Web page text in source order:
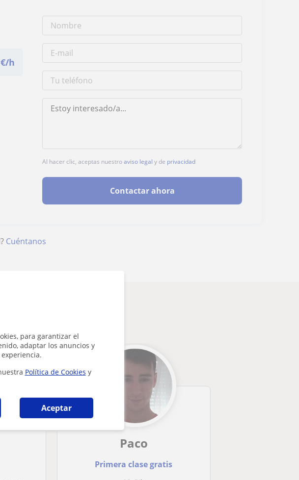
para garantizar el
adaptar los anuncios y
Política de Cookies y
Aceptar
€/h
Al hacer clic, aceptas nuestroaviso legal y de privacidad
Contactar ahora
Cuéntanos
Paco
Primera clase gratis